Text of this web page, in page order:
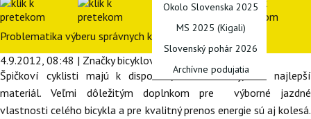
Okolo Slovenska 2025
MS 2025 (Kigali)
Slovenský pohár 2026
Archívne podujatia
BLOGY SERIÁLY
Problematika výberu správnych kolies
4.9.2012, 08:48 | Značky bicyklov | Matej Vyšňa
Špičkoví cyklisti majú k dispozícii, takmer vždy, ten najlepší
materiál. Veľmi dôležitým doplnkom pre výborné jazdné
vlastnosti celého bicykla a pre kvalitný prenos energie sú aj kolesá.